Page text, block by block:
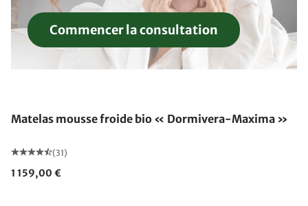
Commencer la consultation
Matelas mousse froide bio « Dormivera-Maxima »
(31)
1 159,00 €